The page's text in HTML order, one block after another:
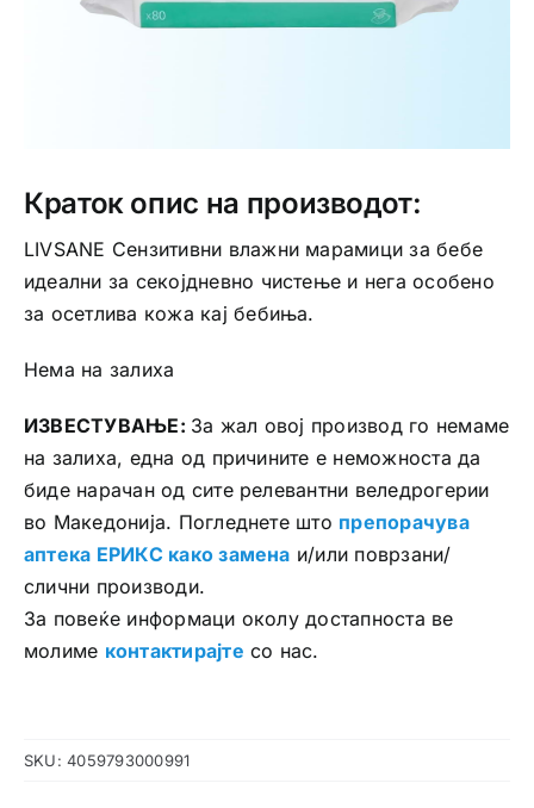
Нега на кожа
Краток опис на производот:
LIVSANE Сензитивни влажни марамици за бебе
идеални за секојдневно чистење и нега особено
за осетлива кожа кај бебиња.
Нема на залиха
ИЗВЕСТУВАЊЕ: За жал овој производ го немаме
на залиха, една од причините е неможноста да
биде нарачан од сите релевантни веледрогерии
во Македонија. Погледнете што препорачува
аптека ЕРИКС како замена и/или поврзани/
слични производи.
За повеќе информаци околу достапноста ве
молиме контактирајте со нас.
SKU:4059793000991